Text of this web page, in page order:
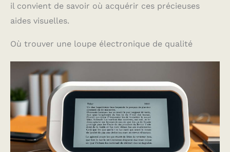
il convient de savoir où acquérir ces précieuses
aides visuelles.
Où trouver une loupe électronique de qualité